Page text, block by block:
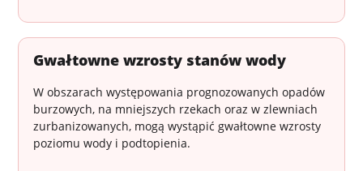
Gwałtowne wzrosty stanów wody
W obszarach występowania prognozowanych opadów
burzowych, na mniejszych rzekach oraz w zlewniach
zurbanizowanych, mogą wystąpić gwałtowne wzrosty
poziomu wody i podtopienia.